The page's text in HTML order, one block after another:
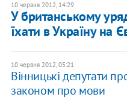
10 червня 2012, 14:29
У британському
їхати в Україну на
10 червня 2012, 05:21
Вінницькі депутати
законом про мови